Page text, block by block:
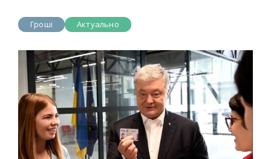
Гроші Актуально